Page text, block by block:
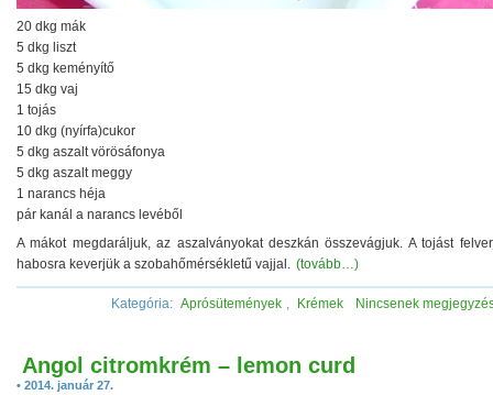
20 dkg mák
5 dkg liszt
5 dkg keményítő
15 dkg vaj
1 tojás
10 dkg (nyírfa)cukor
5 dkg aszalt vörösáfonya
5 dkg aszalt meggy
1 narancs héja
pár kanál a narancs levéből
A mákot megdaráljuk, az aszalványokat deszkán összevágjuk. A tojást
habosra keverjük a szobahőmérsékletű vajjal. (tovább…)
Kategória: Aprósütemények , Krémek Nincsenek
Angol citromkrém – lemon curd
• 2014. január 27.